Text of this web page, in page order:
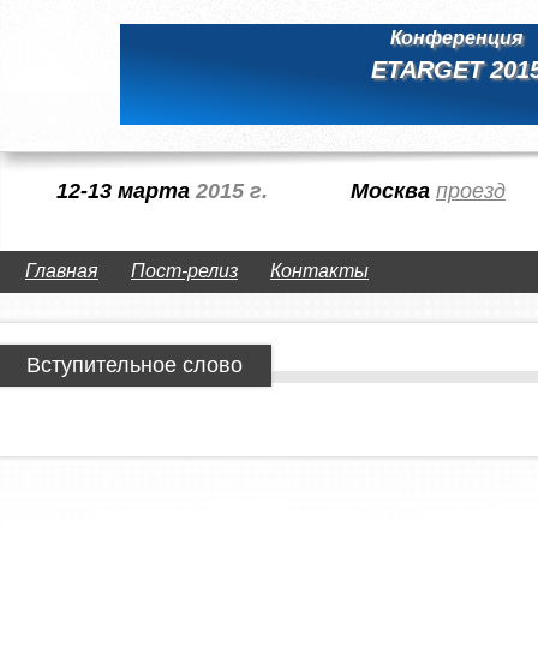
Конференция
ETARGET
12-13 марта 2015 г. Москва проезд
Главная Пост-релиз Контакты
Вступительное слово